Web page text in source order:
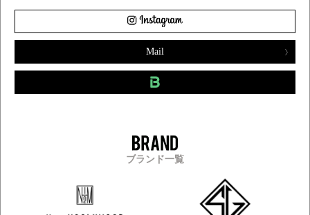
Mail
ブランド一覧